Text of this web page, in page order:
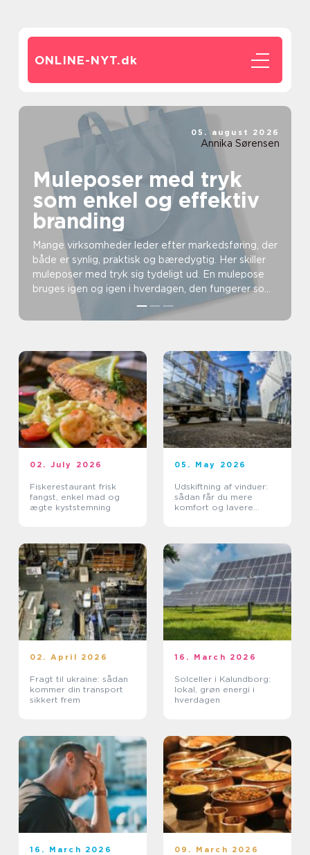
ONLINE-NYT.dk
Muleposer med tryk
som enkel og effektiv
branding
Mange virksomheder leder efter markedsføring, der
både er synlig, praktisk og bæredygtig. Her skiller
muleposer med tryk sig tydeligt ud. En mulepose
bruges igen og igen i hverdagen, den fungerer som
05. august 2026
Annika Sørensen
02. July 2026
Fiskerestaurant frisk
fangst, enkel mad og
ægte kyststemning
05. May 2026
Udskiftning af vinduer:
sådan får du mere
komfort og lavere
02. April 2026
Fragt til ukraine: sådan
kommer din transport
sikkert frem
16. March 2026
Solceller i Kalundborg:
lokal, grøn energi i
hverdagen
16. March 2026 09. March 2026